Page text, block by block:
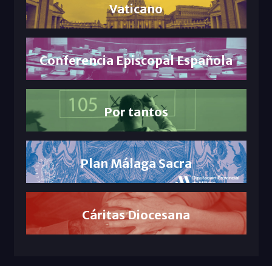
Vaticano
Conferencia Episcopal Española
Por tantos
Plan Málaga Sacra
Cáritas Diocesana